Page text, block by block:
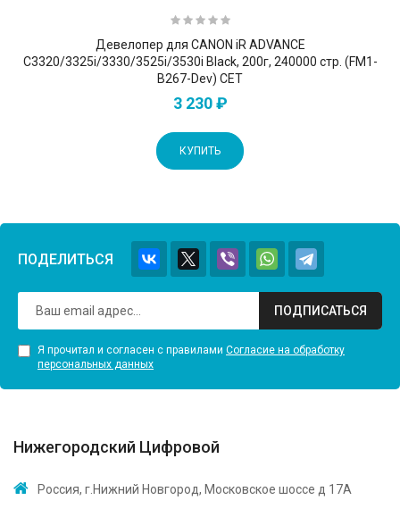
Девелопер для CANON iR ADVANCE
C3320/3325i/3330/3525i/3530i Black, 200г, 240000 стр. (FM1-
B267-Dev) CET
3 230 ₽
КУПИТЬ
ПОДЕЛИТЬСЯ
ПОДПИСАТЬСЯ
Я прочитал и согласен с правилами Согласие на обработку
персональных данных
Нижегородский Цифровой
Россия, г.Нижний Новгород, Московское шоссе д 17А